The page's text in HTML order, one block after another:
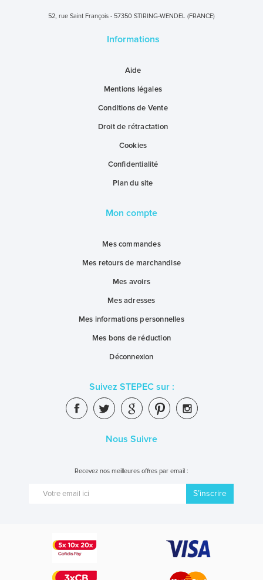
52, rue Saint François - 57350 STIRING-WENDEL (FRANCE)
Informations
Aide
Mentions légales
Conditions de Vente
Droit de rétractation
Cookies
Confidentialité
Plan du site
Mon compte
Mes commandes
Mes retours de marchandise
Mes avoirs
Mes adresses
Mes informations personnelles
Mes bons de réduction
Déconnexion
Suivez STEPEC sur :
Nous Suivre
Recevez nos meilleures offres par email :
S’inscrire